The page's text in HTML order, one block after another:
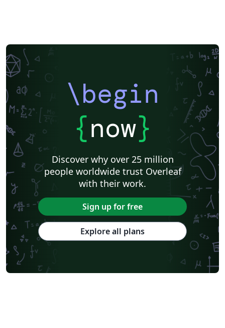
\begin
{now}
Discover why over 25 million
people worldwide trust Overleaf
with their work.
Sign up for free
Explore all plans